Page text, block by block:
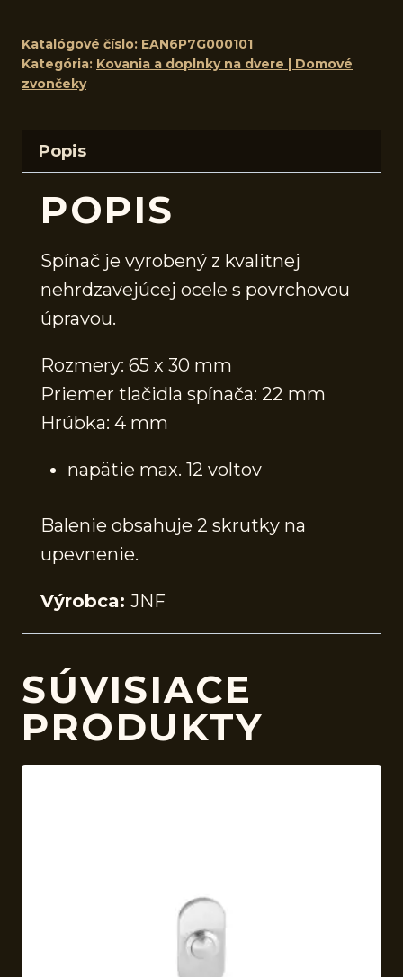
Katalógové číslo: EAN6P7G000101
Kategória: Kovania a doplnky na dvere | Domové
zvončeky
Popis
POPIS
Spínač je vyrobený z kvalitnej
nehrdzavejúcej ocele s povrchovou
úpravou.
Rozmery: 65 x 30 mm
Priemer tlačidla spínača: 22 mm
Hrúbka: 4 mm
napätie max. 12 voltov
Balenie obsahuje 2 skrutky na
upevnenie.
Výrobca: JNF
SÚVISIACE
PRODUKTY